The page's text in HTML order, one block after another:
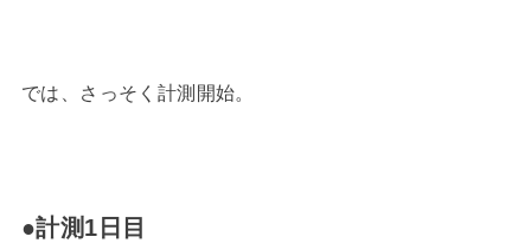
では、さっそく計測開始。
●計測1日目